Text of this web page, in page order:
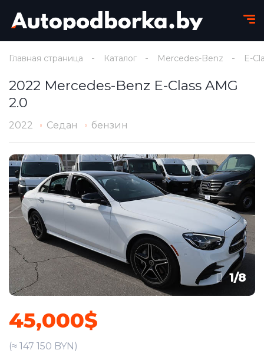
Главная страница Каталог Mercedes-Benz E-
2022 Mercedes-Benz E-Class AMG
2.0
2022 Седан бензин
1/8
45,000$
(≈ 147 150 BYN)